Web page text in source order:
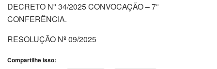
DECRETO Nº 34/2025 CONVOCAÇÃO – 7ª
CONFERÊNCIA.
RESOLUÇÃO Nº 09/2025
Compartilhe isso: